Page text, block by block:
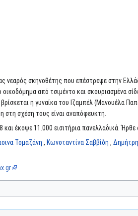
νεαρός σκηνοθέτης που επέστρεψε στην
από τσιμέντο και σκουριασμένα
η γυναίκα του Ιζαμπέλ (Μανουέλα
στη σχέση τους είναι αναπόφευκτη.
έκοψε 11.000 εισιτήρια πανελλαδικά. Ήρθε
Τομαζάνη , Κωνσταντίνα Σαββίδη ,